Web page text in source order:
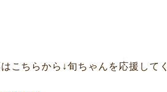
こちらから↓旬ちゃんを応援して